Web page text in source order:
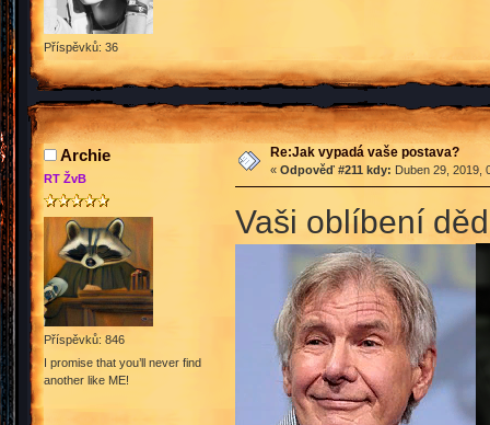
Příspěvků: 36
Archie
RT ŽvB
Příspěvků: 846
I promise that you’ll never find
another like ME!
Re:Jak vypadá vaše postava?
« Odpověď #211 kdy: Duben 29, 2019,
Vaši oblíbení